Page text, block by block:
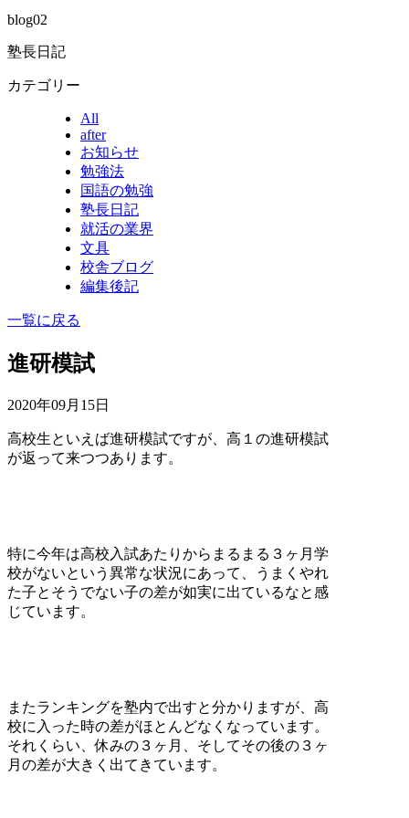
blog02
塾長日記
カテゴリー
All
after
お知らせ
勉強法
国語の勉強
塾長日記
就活の業界
文具
校舎ブログ
編集後記
一覧に戻る
進研模試
2020年09月15日
高校生といえば進研模試ですが、高１の進研模試
が返って来つつあります。
特に今年は高校入試あたりからまるまる３ヶ月学
校がないという異常な状況にあって、うまくやれ
た子とそうでない子の差が如実に出ているなと感
じています。
またランキングを塾内で出すと分かりますが、高
校に入った時の差がほとんどなくなっています。
それくらい、休みの３ヶ月、そしてその後の３ヶ
月の差が大きく出てきています。